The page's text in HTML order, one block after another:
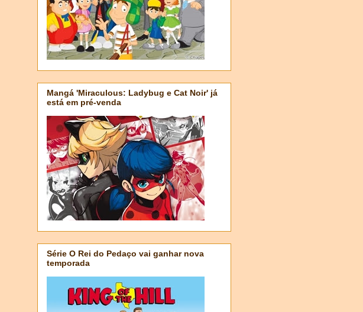
Mangá 'Miraculous: Ladybug e Cat Noir' já
está em pré-venda
Série O Rei do Pedaço vai ganhar nova
temporada